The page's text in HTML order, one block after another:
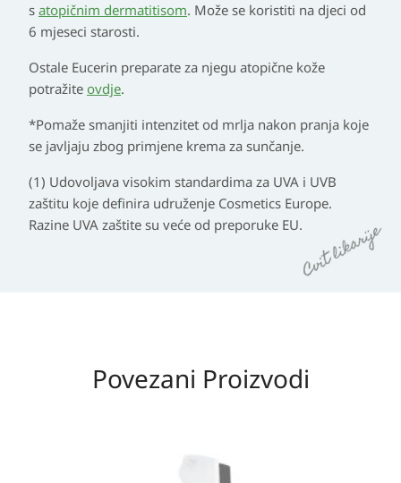
s atopičnim dermatitisom. Može se koristiti na djeci od
6 mjeseci starosti.
Ostale Eucerin preparate za njegu atopične kože
potražite ovdje.
*Pomaže smanjiti intenzitet od mrlja nakon pranja koje
se javljaju zbog primjene krema za sunčanje.
(1) Udovoljava visokim standardima za UVA i UVB
zaštitu koje definira udruženje Cosmetics Europe.
Razine UVA zaštite su veće od preporuke EU.
Povezani Proizvodi